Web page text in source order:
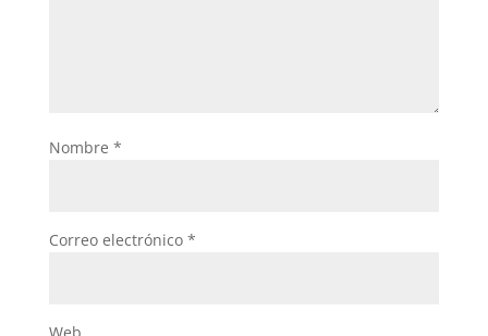
Nombre *
Correo electrónico *